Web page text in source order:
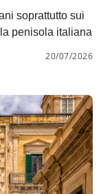
soprattutto sui
penisola italiana
20/07/2026